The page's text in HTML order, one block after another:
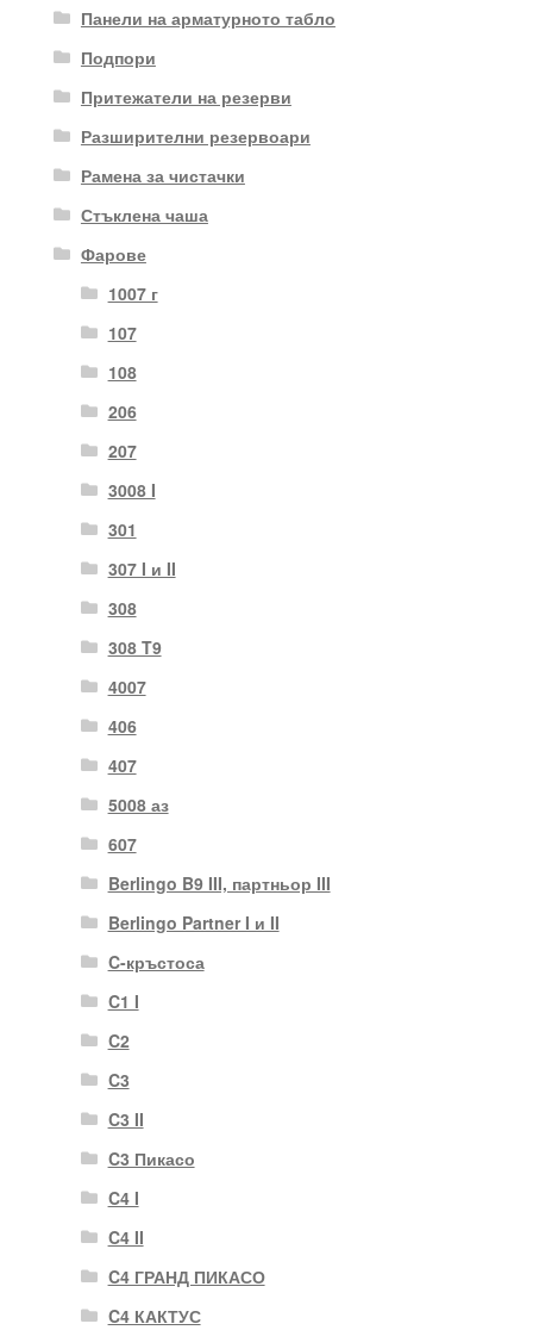
Панели на арматурното табло
Подпори
Притежатели на резерви
Разширителни резервоари
Рамена за чистачки
Стъклена чаша
Фарове
1007 г
107
108
206
207
3008 I
301
307 I и II
308
308 T9
4007
406
407
5008 аз
607
Berlingo B9 III, партньор III
Berlingo Partner I и II
C-кръстоса
C1 I
C2
C3
C3 II
C3 Пикасо
C4 I
C4 II
C4 ГРАНД ПИКАСО
C4 КАКТУС